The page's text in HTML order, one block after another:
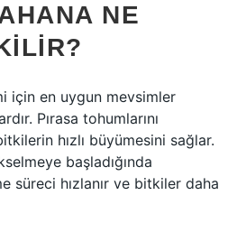
NE
için en uygun mevsimler
Pırasa tohumlarını
hızlı büyümesini sağlar.
başladığında
süreci hızlanır ve bitkiler daha